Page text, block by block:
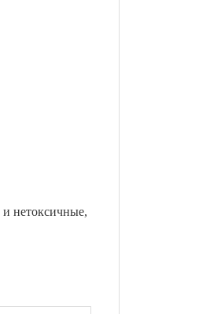
нетоксичные,